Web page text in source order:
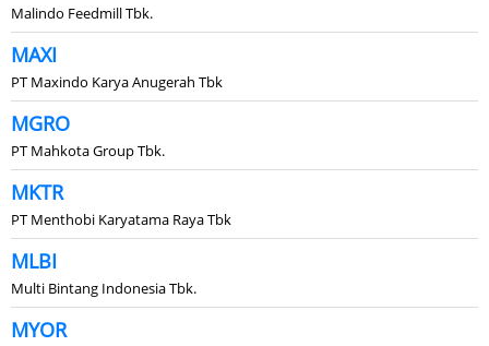
Malindo Feedmill Tbk.
MAXI
PT Maxindo Karya Anugerah Tbk
MGRO
PT Mahkota Group Tbk.
MKTR
PT Menthobi Karyatama Raya Tbk
MLBI
Multi Bintang Indonesia Tbk.
MYOR